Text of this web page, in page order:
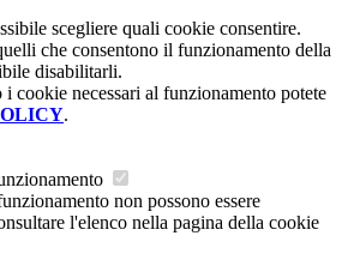
scegliere quali cookie consentire.
che consentono il funzionamento della
disabilitarli.
i cookie necessari al funzionamento potete
.
non possono essere
l'elenco nella pagina della cookie